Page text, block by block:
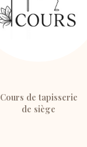
Cours de tapisserie
de siège